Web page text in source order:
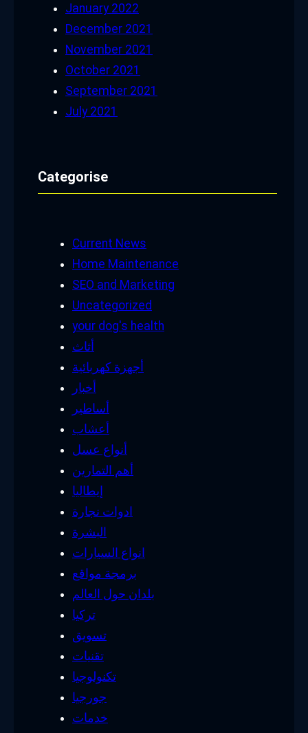
January 2022
December 2021
November 2021
October 2021
September 2021
July 2021
Categorise
Current News
Home Maintenance
SEO and Marketing
Uncategorized
your dog's health
أثاث
أجهزة كهربائية
أخبار
أساطير
أعشاب
أنواع عسل
أهم التمارين
إيطاليا
ادوات نجارة
البشرة
انواع السيارات
برمجة مواقع
بلدان حول العالم
تركيا
تسويق
تقنيات
تكنولوجيا
جورجيا
خدمات